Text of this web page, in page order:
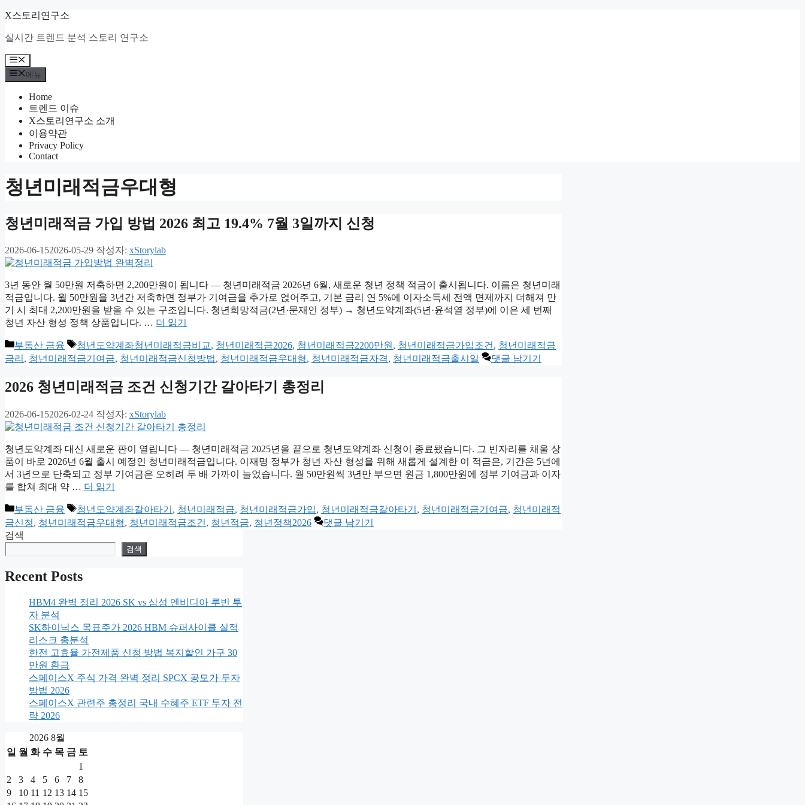
컨
츠
로
건
너
X스토리연구소
실시간 트렌드 분석 스토리 연구소
메
뉴
메뉴
Home
트렌드 이슈
X스토리연구소 소개
이용약관
Privacy Policy
Contact
청년미래적금우대형
청년미래적금 가입 방법 2026 최고 19.4% 7월 3일까지 신청
2026-06-152026-05-29 작성자: xStorylab
3년 동안 월 50만원 저축하면 2,200만원이 됩니다 — 청년미래적금 2026년 6월, 새로운 청년 정책 적금이 출시됩니다. 이름은 청년미래
적금입니다. 월 50만원을 3년간 저축하면 정부가 기여금을 추가로 얹어주고, 기본 금리 연 5%에 이자소득세 전액 면제까지 더해져 만
기 시 최대 2,200만원을 받을 수 있는 구조입니다. 청년희망적금(2년·문재인 정부) → 청년도약계좌(5년·윤석열 정부)에 이은 세 번째
청년 자산 형성 정책 상품입니다. … 더 읽기
카
테
리
부동산 금융
태
그
청년도약계좌청년미래적금비교, 청년미래적금2026, 청년미래적금2200만원, 청년미래적금가입조건, 청년미래적금
금리 , 청년미래적금기여금, 청년미래적금신청방법, 청년미래적금우대형, 청년미래적금자격, 청년미래적금출시일 댓글 남기기
2026 청년미래적금 조건 신청기간 갈아타기 총정리
2026-06-152026-02-24 작성자: xStorylab
청년도약계좌 대신 새로운 판이 열립니다 — 청년미래적금 2025년을 끝으로 청년도약계좌 신청이 종료됐습니다. 그 빈자리를 채울 상
품이 바로 2026년 6월 출시 예정인 청년미래적금입니다. 이재명 정부가 청년 자산 형성을 위해 새롭게 설계한 이 적금은, 기간은 5년에
서 3년으로 단축되고 정부 기여금은 오히려 두 배 가까이 늘었습니다. 월 50만원씩 3년만 부으면 원금 1,800만원에 정부 기여금과 이자
를 합쳐 최대 약 … 더 읽기
카
테
고
리
부동산 금융
태
그
청년도약계좌갈아타기 , 청년미래적금, 청년미래적금가입, 청년미래적금갈아타기 , 청년미래적금기여금, 청년미래적
금신청, 청년미래적금우대형, 청년미래적금조건 , 청년적금, 청년정책2026
댓글 남기기
검색
검색
Recent Posts
HBM4 완벽 정리 2026 SK vs 삼성 엔비디아 루빈 투
자 분석
SK하이닉스 목표주가 2026 HBM 슈퍼사이클 실적
리스크 총분석
한전 고효율 가전제품 신청 방법 복지할인 가구 30
만원 환급
스페이스X 주식 가격 완벽 정리 SPCX 공모가 투자
방법 2026
스페이스X 관련주 총정리 국내 수혜주 ETF 투자 전
략 2026
2026 8월
일 월 화 수 목 금 토
1
2
3 4 5 6 7
8
9
10 11 12 13 14 15